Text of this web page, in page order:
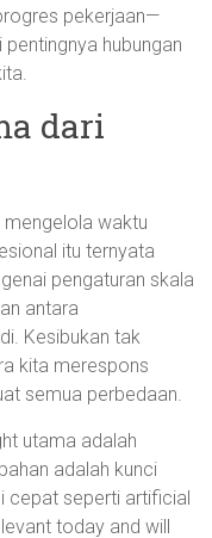
pekerjaan—
hubungan
dari
mengelola waktu
itu ternyata
pengaturan skala
antara
Kesibukan tak
kita merespons
semua perbedaan.
utama adalah
adalah kunci
cepat seperti artificial
today and will